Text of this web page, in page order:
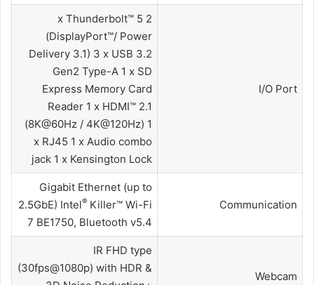
I/O Port
2 x Thunderbolt™ 5
(DisplayPort™/ Power
Delivery 3.1) 3 x USB 3.2
Gen2 Type-A 1 x SD
Express Memory Card
Reader 1 x HDMI™ 2.1
(8K@60Hz / 4K@120Hz) 1
x RJ45 1 x Audio combo
jack 1 x Kensington Lock
Communication
Gigabit Ethernet (up to
2.5GbE) Intel®Killer™ Wi-Fi
7 BE1750, Bluetooth v5.4
Webcam
IR FHD type
(30fps@1080p) with HDR &